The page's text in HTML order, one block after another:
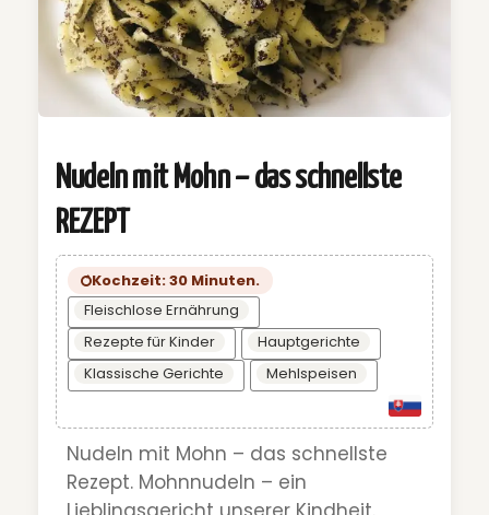
Nudeln mit Mohn – das schnellste
REZEPT
Kochzeit: 30 Minuten.
Fleischlose Ernährung
Rezepte für Kinder
Hauptgerichte
Klassische Gerichte
Mehlspeisen
Nudeln mit Mohn – das schnellste
Rezept. Mohnnudeln – ein